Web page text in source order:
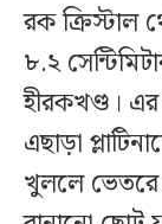
রক ক্রিস্টাল
৮.২
হীরকখণ্ড।
এছাড়া
খুললে ভেতরে